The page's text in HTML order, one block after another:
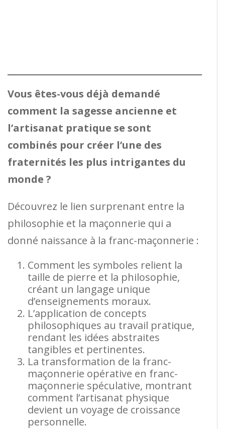
Vous êtes-vous déjà demandé
comment la sagesse ancienne et
l’artisanat pratique se sont
combinés pour créer l’une des
fraternités les plus intrigantes du
monde ?
Découvrez le lien surprenant entre la
philosophie et la maçonnerie qui a
donné naissance à la franc-maçonnerie :
Comment les symboles relient la
taille de pierre et la philosophie,
créant un langage unique
d’enseignements moraux.
L’application de concepts
philosophiques au travail pratique,
rendant les idées abstraites
tangibles et pertinentes.
La transformation de la franc-
maçonnerie opérative en franc-
maçonnerie spéculative, montrant
comment l’artisanat physique
devient un voyage de croissance
personnelle.